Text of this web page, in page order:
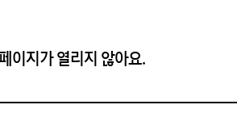
이지가 열리지 않아요.